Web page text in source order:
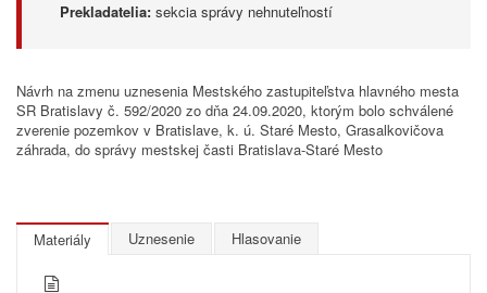
Prekladatelia: sekcia správy nehnuteľností
Návrh na zmenu uznesenia Mestského zastupiteľstva hlavného mesta
SR Bratislavy č. 592/2020 zo dňa 24.09.2020, ktorým bolo schválené
zverenie pozemkov v Bratislave, k. ú. Staré Mesto, Grasalkovičova
záhrada, do správy mestskej časti Bratislava-Staré Mesto
Materiály Uznesenie Hlasovanie